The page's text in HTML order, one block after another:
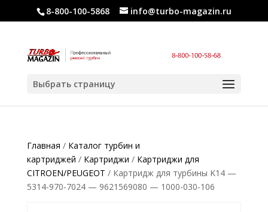
8-800-100-5868 info@turbo-magazin.ru
Выбрать страницу
Главная / Каталог турбин и
картриджей / Картриджи / Картриджи для
CITROEN/PEUGEOT / Картридж для турбины K14 —
5314-970-7024 — 9621569080 — 1000-030-106